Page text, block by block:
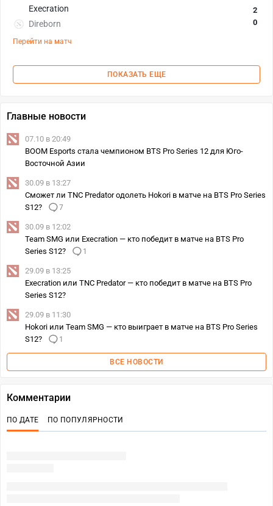
Execration
Direborn
2
0
Перейти на матч
ПОКАЗАТЬ ЕЩЕ
Главные новости
07.10 в 20:49
BOOM Esports стала чемпионом BTS Pro Series 12 для Юго-
Восточной Азии
30.09 в 13:27
Сможет ли TNC Predator одолеть Hokori в матче на BTS Pro Series
S12?
7
30.09 в 12:02
Team SMG или Execration — кто победит в матче на BTS Pro
Series S12?
1
29.09 в 13:25
Execration или TNC Predator — кто победит в матче на BTS Pro
Series S12?
29.09 в 11:30
Hokori или Team SMG — кто выиграет в матче на BTS Pro Series
S12?
1
ВСЕ НОВОСТИ
Комментарии
ПО ДАТЕ ПО ПОПУЛЯРНОСТИ